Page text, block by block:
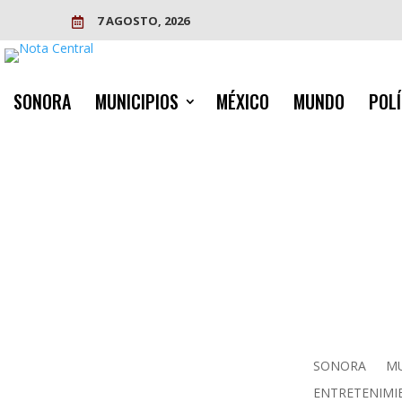
 7 AGOSTO, 2026
SONORA MUNICIPIOS MÉXICO MUNDO
SONORA